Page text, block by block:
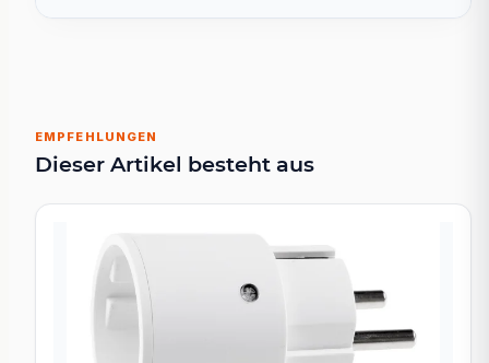
EMPFEHLUNGEN
Dieser Artikel besteht aus